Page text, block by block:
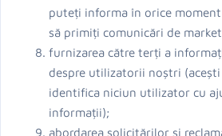
puteți informa în orice
să primiți comunicări de
furnizarea către terți a
despre utilizatorii noștri
identifica niciun utilizator cu
informații);
abordarea solicitărilor și